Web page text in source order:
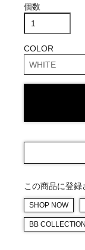
個数
COLOR
この商品に登
SHOP NOW
BB COLLECTION